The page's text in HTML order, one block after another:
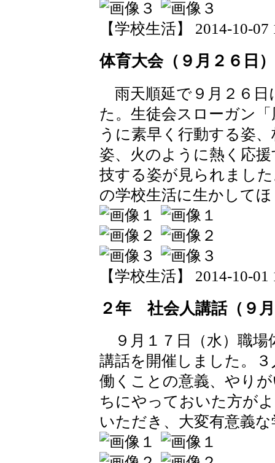
【学校生活】 2014-10-07
体育大会（９月２６日）
雨天順延で９月２６日
た。生徒会スローガン
うに素早く行動する姿
姿、火のように熱く応
技する姿が見られまし
の学校生活に生かして
【学校生活】 2014-10-01
２年 社会人講話（９
９月１７日（水）職場
講話を開催しました。
働くことの意義、やり
ちにやっておいた方が
いただき、大変有意義